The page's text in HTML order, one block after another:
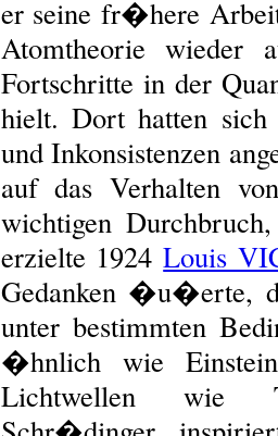
er seine fr�here
Atomtheorie
Fortschritte in der
hielt. Dort hatten
und Inkonsistenzen
auf das Verhalten
wichtigen
erzielte 1924Louis
Gedanken �u�erte,
unter bestimmten
�hnlich wie
Lichtwellen wie